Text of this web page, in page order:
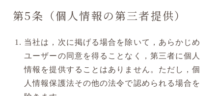
第5条（個人情報の第三者提供）
当社は，次に掲げる場合を除いて，あらかじめ
ユーザーの同意を得ることなく，第三者に個人
情報を提供することはありません。ただし，個
人情報保護法その他の法令で認められる場合を